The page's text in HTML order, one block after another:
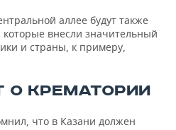
аллее будут также
внесли значительный
и страны, к примеру,
О КРЕМАТОРИИ
что в Казани должен